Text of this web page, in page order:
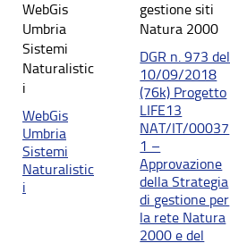
WebGis
Umbria
Sistemi
Naturalistic
i
WebGis
Umbria
Sistemi
Naturalistic
i
gestione siti
Natura 2000
DGR n. 973 del
10/09/2018
(76k) Progetto
LIFE13
NAT/IT/00037
1 –
Approvazione
della Strategia
di gestione per
la rete Natura
2000 e del